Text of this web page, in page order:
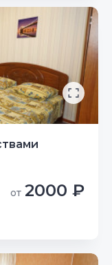
от 2000 ₽